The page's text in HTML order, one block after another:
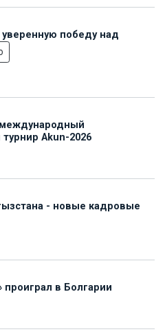
победу над
международный
Akun-2026
- новые кадровые
проиграл в Болгарии